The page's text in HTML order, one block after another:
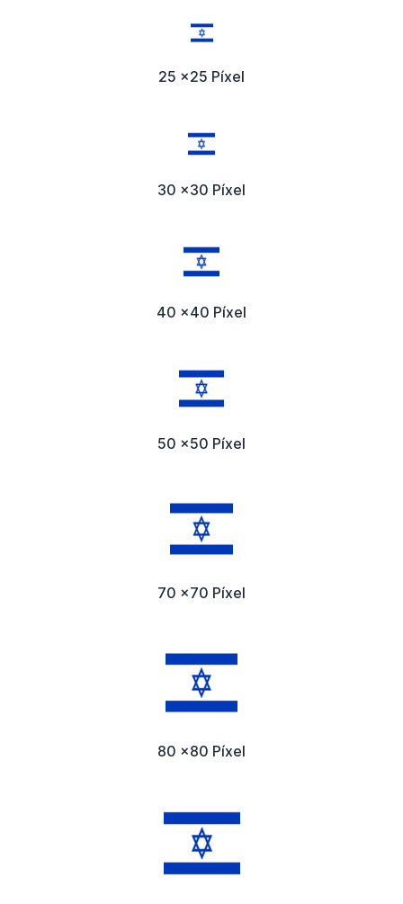
25 x25 Píxel
30 x30 Píxel
40 x40 Píxel
50 x50 Píxel
70 x70 Píxel
80 x80 Píxel